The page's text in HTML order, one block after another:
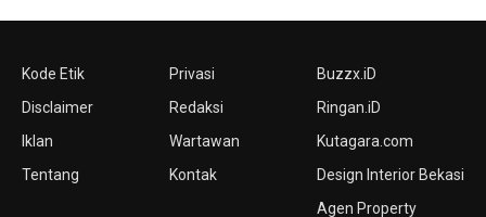
Kode Etik
Disclaimer
Iklan
Tentang
Privasi
Redaksi
Wartawan
Kontak
Buzzx.iD
Ringan.iD
Kutagara.com
Design Interior Bekasi
Agen Property